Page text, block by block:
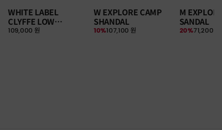
WHITE LABEL
CLYFFE LOW
SNEAKERS
109,000 원
W EXPLORE CAMP
SHANDAL
107,100 원
10%
M
SANDAL
71,200 원
20%